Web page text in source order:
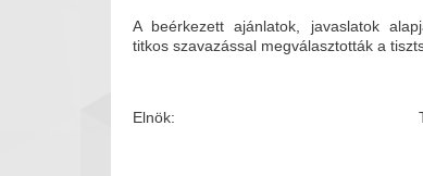
A beérkezett ajánlatok, javaslatok
titkos szavazással megválasztották a
Elnök: Tóth